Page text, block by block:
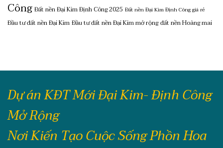
CôngĐất nền Đại Kim Định Công 2025 Đất nền Đại Kim Định Công giá rẻ
Đầu tư đất nền Đại KimĐầu tư đất nền Đại Kim mở rộngđất nền Hoàng mai
Dự án KĐT Mới Đại Kim- Định Công
Mở Rộng
Nơi Kiến Tạo Cuộc Sống Phồn Hoa